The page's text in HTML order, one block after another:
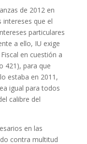
de 2012 en
intereses que el
particulares
a ello, IU exige
en cuestión a
421), para que
estaba en 2011,
igual para todos
calibre del
en las
contra multitud